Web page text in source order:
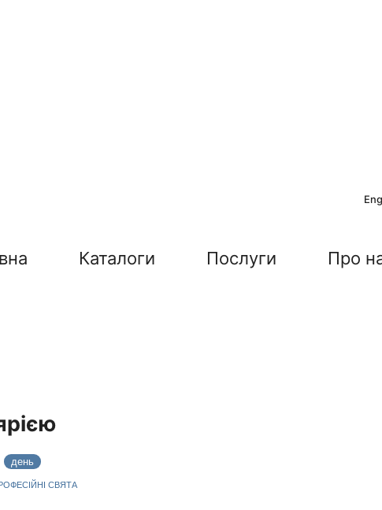
Каталоги Послуги Про
день
СВЯТА